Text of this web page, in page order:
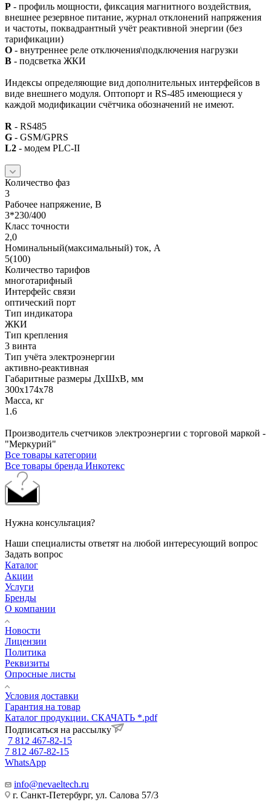
P - профиль мощности, фиксация магнитного воздействия,
внешнее резервное питание, журнал отклонений напряжения
и частоты, поквадрантный учёт реактивной энергии (без
тарификации)
О - внутреннее реле отключения\подключения нагрузки
B - подсветка ЖКИ
Индексы определяющие вид дополнительных интерфейсов в
виде внешнего модуля. Оптопорт и RS-485 имеющиеся у
каждой модификации счётчика обозначений не имеют.
R - RS485
G - GSM/GPRS
L2 - модем PLC-II
Количество фаз
3
Рабочее напряжение, В
3*230/400
Класс точности
2,0
Номинальный(максимальный) ток, А
5(100)
Количество тарифов
многотарифный
Интерфейс связи
оптический порт
Тип индикатора
ЖКИ
Тип крепления
3 винта
Тип учёта электроэнергии
активно-реактивная
Габаритные размеры ДхШхВ, мм
300х174х78
Масса, кг
1.6
Производитель счетчиков электроэнергии с торговой маркой -
"Меркурий"
Все товары категории
Все товары бренда Инкотекс
Нужна консультация?
Наши специалисты ответят на любой интересующий вопрос
Задать вопрос
Каталог
Акции
Услуги
Бренды
О компании
Новости
Лицензии
Политика
Реквизиты
Опросные листы
Условия доставки
Гарантия на товар
Каталог продукции. СКАЧАТЬ *.pdf
Подписаться на рассылку
7 812 467-82-15
7 812 467-82-15
WhatsApp
info@nevaeltech.ru
г. Санкт-Петербург, ул. Салова 57/3